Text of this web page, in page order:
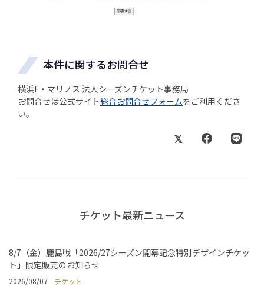
本件に関するお問合せ
横浜F・マリノス 法人シーズンチケット事務局
お問合せは公式サイト総合お問合せフォームをご利用くださ
い。
チケット最新ニュース
8/7（金）鹿島戦「2026/27シーズン開幕記念特別デザインチケッ
ト」限定販売のお知らせ
2026/08/07 チケット